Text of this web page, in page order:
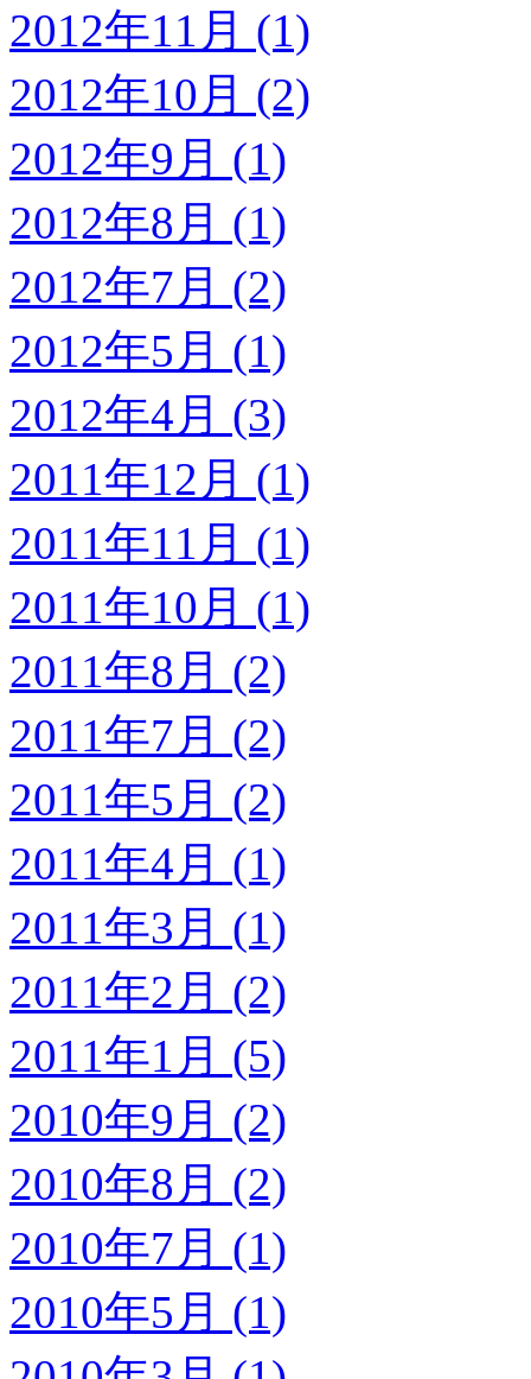
2012年11月 (1)
2012年10月 (2)
2012年9月 (1)
2012年8月 (1)
2012年7月 (2)
2012年5月 (1)
2012年4月 (3)
2011年12月 (1)
2011年11月 (1)
2011年10月 (1)
2011年8月 (2)
2011年7月 (2)
2011年5月 (2)
2011年4月 (1)
2011年3月 (1)
2011年2月 (2)
2011年1月 (5)
2010年9月 (2)
2010年8月 (2)
2010年7月 (1)
2010年5月 (1)